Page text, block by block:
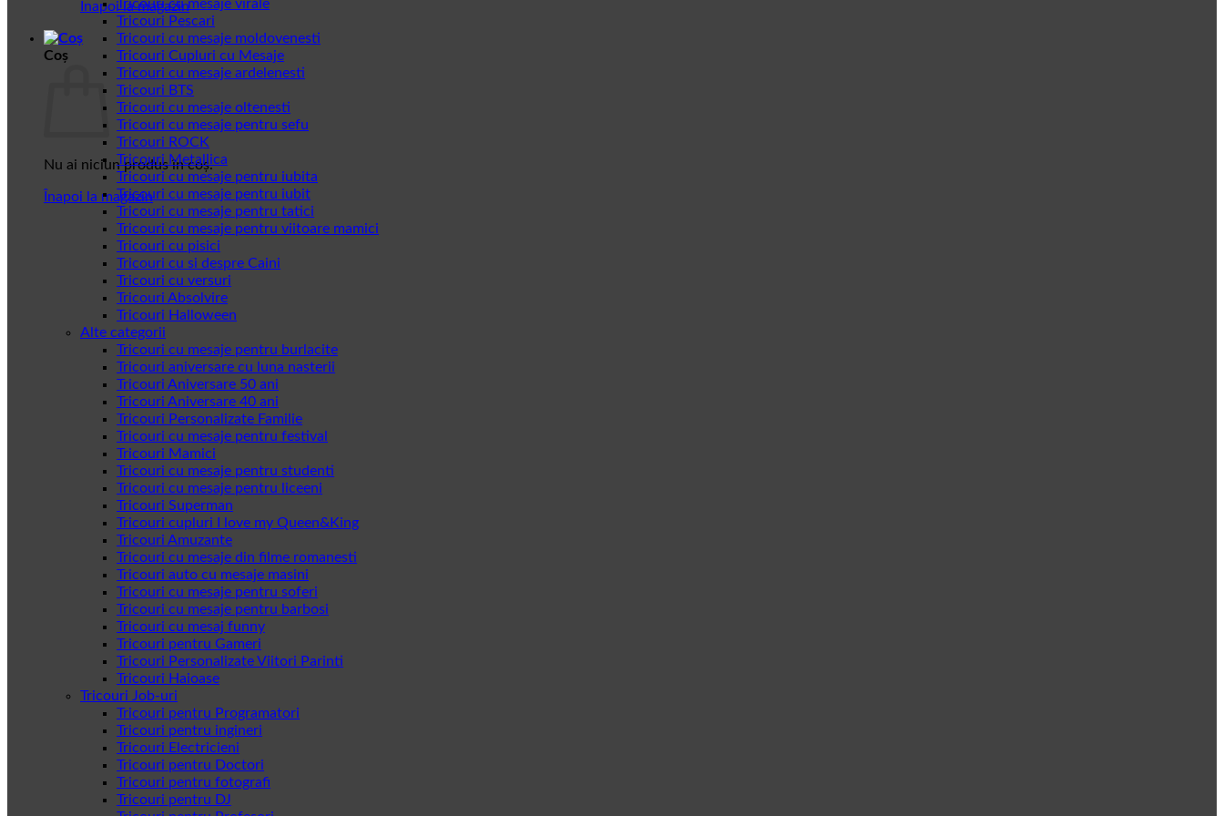
Înapoi la magazin
Coș
Nu ai niciun produs în coș.
Înapoi la magazin
Tricouri cu mesaje virale
Tricouri Pescari
Tricouri cu mesaje moldovenesti
Tricouri Cupluri cu Mesaje
Tricouri cu mesaje ardelenesti
Tricouri BTS
Tricouri cu mesaje oltenesti
Tricouri cu mesaje pentru sefu
Tricouri ROCK
Tricouri Metallica
Tricouri cu mesaje pentru iubita
Tricouri cu mesaje pentru iubit
Tricouri cu mesaje pentru tatici
Tricouri cu mesaje pentru viitoare mamici
Tricouri cu pisici
Tricouri cu si despre Caini
Tricouri cu versuri
Tricouri Absolvire
Tricouri Halloween
Alte categorii
Tricouri cu mesaje pentru burlacite
Tricouri aniversare cu luna nasterii
Tricouri Aniversare 50 ani
Tricouri Aniversare 40 ani
Tricouri Personalizate Familie
Tricouri cu mesaje pentru festival
Tricouri Mamici
Tricouri cu mesaje pentru studenti
Tricouri cu mesaje pentru liceeni
Tricouri Superman
Tricouri cupluri I love my Queen&King
Tricouri Amuzante
Tricouri cu mesaje din filme romanesti
Tricouri auto cu mesaje masini
Tricouri cu mesaje pentru soferi
Tricouri cu mesaje pentru barbosi
Tricouri cu mesaj funny
Tricouri pentru Gameri
Tricouri Personalizate Viitori Parinti
Tricouri Haioase
Tricouri Job-uri
Tricouri pentru Programatori
Tricouri pentru ingineri
Tricouri Electricieni
Tricouri pentru Doctori
Tricouri pentru fotografi
Tricouri pentru DJ